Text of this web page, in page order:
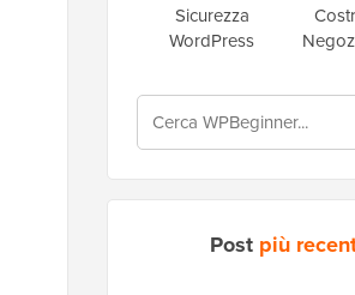
Sicurezza
WordPress
Post più